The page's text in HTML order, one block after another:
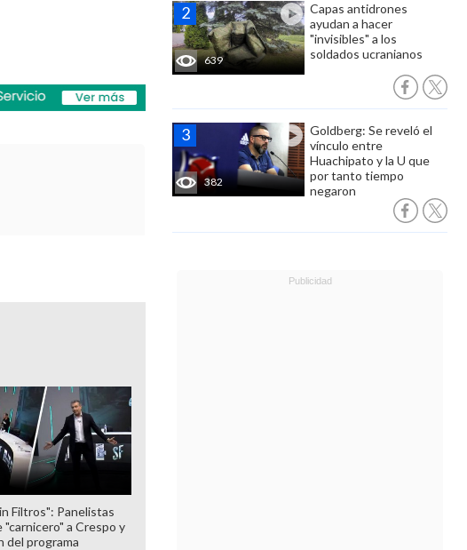
639
Capas antidrones
ayudan a hacer
"invisibles" a los
soldados ucranianos
382
Goldberg: Se reveló el
vínculo entre
Huachipato y la U que
por tanto tiempo
negaron
Filtros": Panelistas
a Crespo y
del programa